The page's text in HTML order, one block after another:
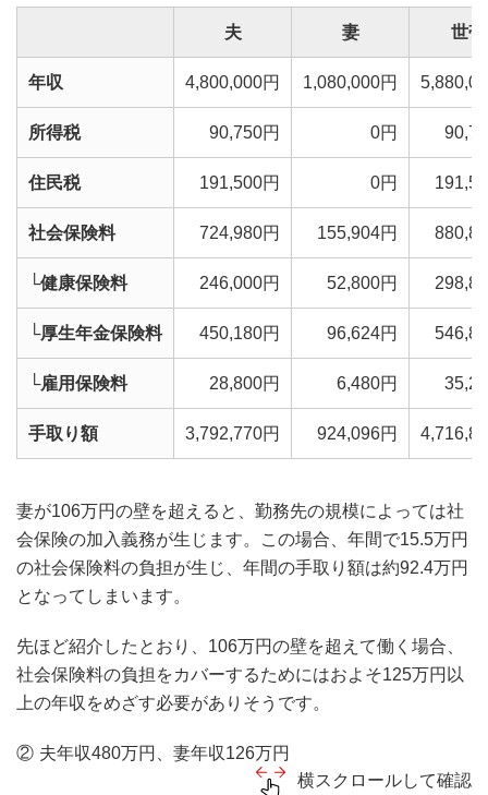
夫 妻 世帯
年収 4,800,000円 1,080,000円
所得税 90,750円 0円
住民税 191,500円 0円
社会保険料 724,980円 155,904円
└健康保険料 246,000円 52,800円
└厚生年金保険料 450,180円 96,624円
└雇用保険料 28,800円 6,480円
手取り額 3,792,770円 924,096円
妻が106万円の壁を超えると、勤務先の規模によっては社
会保険の加入義務が生じます。この場合、年間で15.5万円
の社会保険料の負担が生じ、年間の手取り額は約92.4万円
となってしまいます。
先ほど紹介したとおり、106万円の壁を超えて働く場合、
社会保険料の負担をカバーするためにはおよそ125万円以
上の年収をめざす必要がありそうです。
夫年収480万円、妻年収126万円
横スクロールして確認